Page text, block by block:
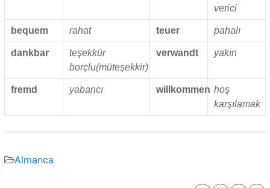
verici
bequem rahat teuer pahalı
dankbar
teşekkür
borçlu(müteşekkir)
verwandt yakın
fremd yabancı willkommen hoş
karşılamak
Almanca